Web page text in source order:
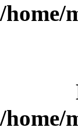
/home/
/home/